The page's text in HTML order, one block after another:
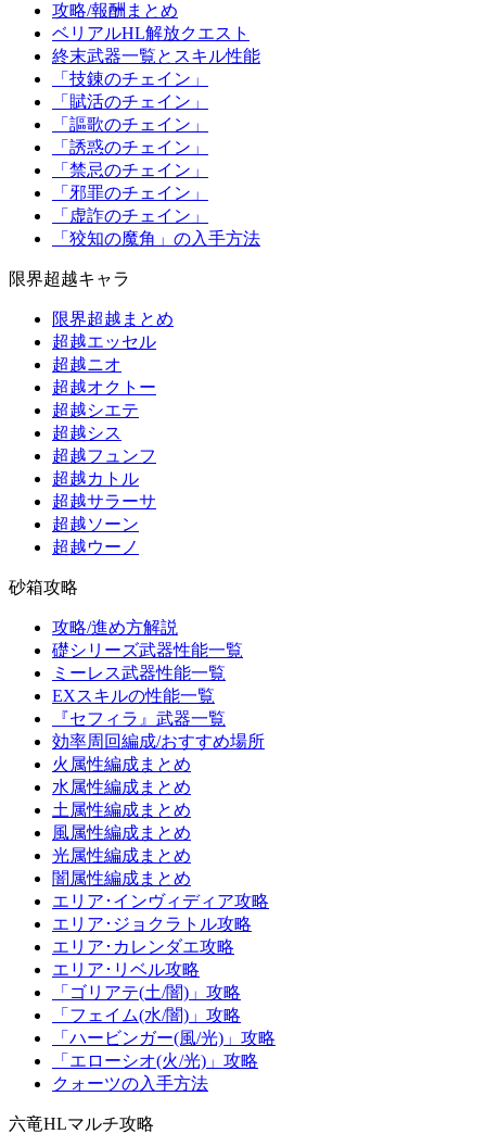
攻略/報酬まとめ
ベリアルHL解放クエスト
終末武器一覧とスキル性能
「技錬のチェイン」
「賦活のチェイン」
「謳歌のチェイン」
「誘惑のチェイン」
「禁忌のチェイン」
「邪罪のチェイン」
「虚詐のチェイン」
「狡知の魔角」の入手方法
限界超越キャラ
限界超越まとめ
超越エッセル
超越ニオ
超越オクトー
超越シエテ
超越シス
超越フュンフ
超越カトル
超越サラーサ
超越ソーン
超越ウーノ
砂箱攻略
攻略/進め方解説
礎シリーズ武器性能一覧
ミーレス武器性能一覧
EXスキルの性能一覧
『セフィラ』武器一覧
効率周回編成/おすすめ場所
火属性編成まとめ
水属性編成まとめ
土属性編成まとめ
風属性編成まとめ
光属性編成まとめ
闇属性編成まとめ
エリア･インヴィディア攻略
エリア･ジョクラトル攻略
エリア･カレンダエ攻略
エリア･リベル攻略
「ゴリアテ(土/闇)」攻略
「フェイム(水/闇)」攻略
「ハービンガー(風/光)」攻略
「エローシオ(火/光)」攻略
クォーツの入手方法
六竜HLマルチ攻略